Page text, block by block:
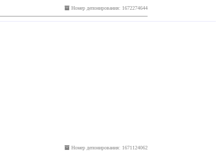
Номер депонирования: 1672274644
Номер депонирования: 1671124062